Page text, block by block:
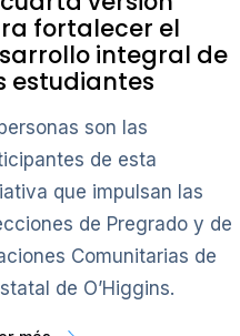
fortalecer el
integral de
estudiantes
son las
de esta
que impulsan las
de Pregrado y de
Comunitarias de
de O’Higgins.